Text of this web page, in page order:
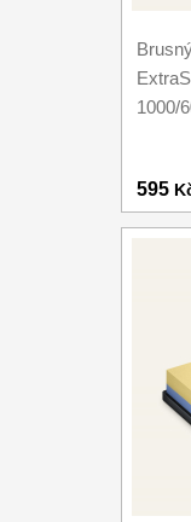
1000/
595